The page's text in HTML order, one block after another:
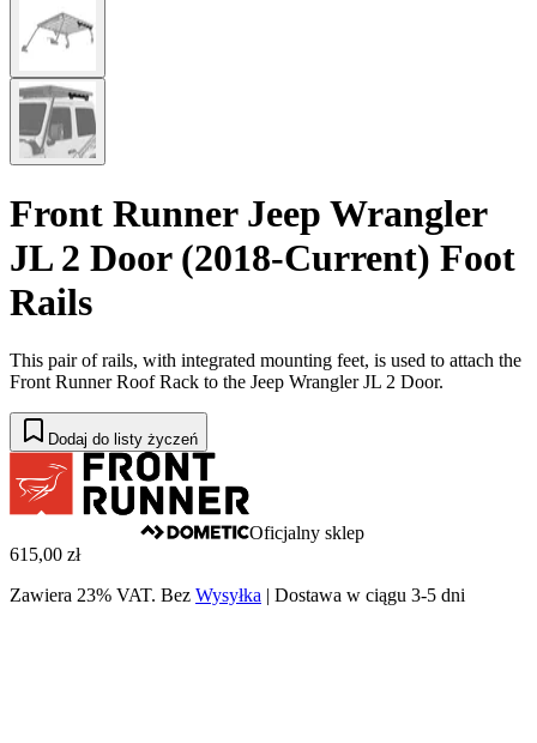
Front Runner Jeep Wrangler
JL 2 Door (2018-Current) Foot
Rails
This pair of rails, with integrated mounting feet, is used to attach the
Front Runner Roof Rack to the Jeep Wrangler JL 2 Door.
Dodaj do listy życzeń
Oficjalny sklep
615,00 zł
Zawiera 23% VAT. Bez Wysyłka | Dostawa w ciągu 3-5 dni